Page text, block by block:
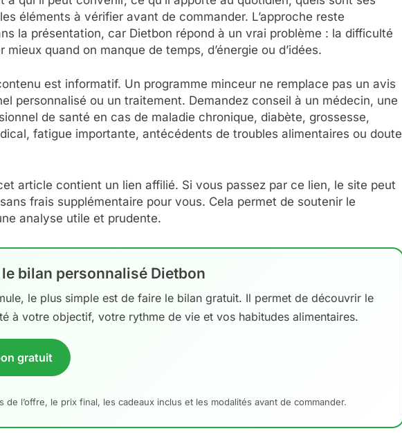
éléments à vérifier avant de commander. L’approche reste
la présentation, car Dietbon répond à un vrai problème : la difficulté
mieux quand on manque de temps, d’énergie ou d’idées.
est informatif. Un programme minceur ne remplace pas un avis
personnalisé ou un traitement. Demandez conseil à un médecin, une
de santé en cas de maladie chronique, diabète, grossesse,
fatigue importante, antécédents de troubles alimentaires ou doute
article contient un lien affilié. Si vous passez par ce lien, le site peut
frais supplémentaire pour vous. Cela permet de soutenir le
analyse utile et prudente.
le bilan personnalisé Dietbon
le plus simple est de faire le bilan gratuit. Il permet de découvrir le
à votre objectif, votre rythme de vie et vos habitudes alimentaires.
gratuit
l’offre, le prix final, les cadeaux inclus et les modalités avant de commander.